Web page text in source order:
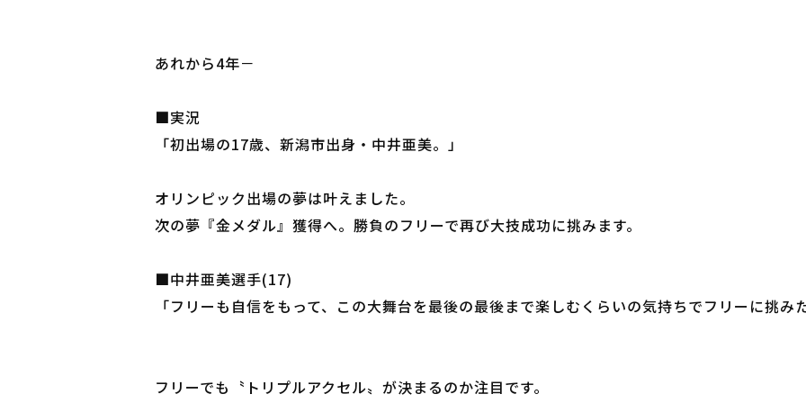
あれから4年－
■実況
「初出場の17歳、新潟市出身・中井亜美。」
オリンピック出場の夢は叶えました。
次の夢『金メダル』獲得へ。勝負のフリーで再び大技成功に挑みます。
■中井亜美選手(17)
「フリーも自信をもって、この大舞台を最後の最後まで楽しむくらいの気持ちでフリーに挑み
フリーでも〝トリプルアクセル〟が決まるのか注目です。